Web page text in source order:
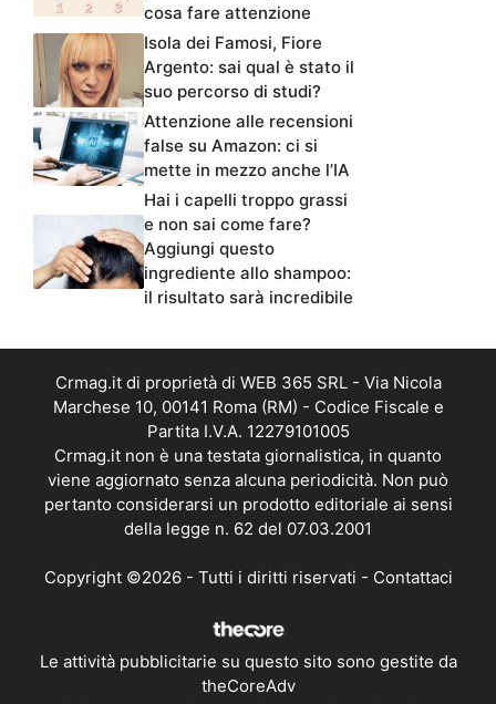
cosa fare attenzione
Isola dei Famosi, Fiore
Argento: sai qual è stato il
suo percorso di studi?
Attenzione alle recensioni
false su Amazon: ci si
mette in mezzo anche l’IA
Hai i capelli troppo grassi
e non sai come fare?
Aggiungi questo
ingrediente allo shampoo:
il risultato sarà incredibile
Crmag.it di proprietà di WEB 365 SRL - Via Nicola
Marchese 10, 00141 Roma (RM) - Codice Fiscale e
Partita I.V.A. 12279101005
Crmag.it non è una testata giornalistica, in quanto
viene aggiornato senza alcuna periodicità. Non può
pertanto considerarsi un prodotto editoriale ai sensi
della legge n. 62 del 07.03.2001
Copyright ©2026 - Tutti i diritti riservati - Contattaci
Le attività pubblicitarie su questo sito sono gestite da
theCoreAdv